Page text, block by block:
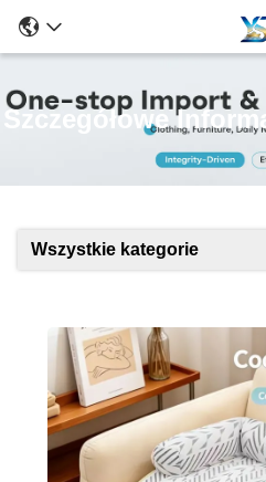
Szczegółowe
Wszystkie kategorie